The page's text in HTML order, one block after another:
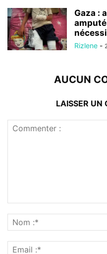
Gaza :
Rizlene -
AUCUN
LAISSER UN